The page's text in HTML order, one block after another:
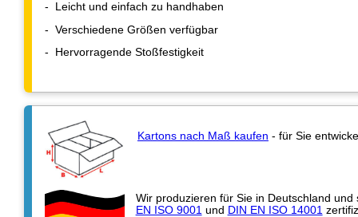
- Leicht und einfach zu handhaben
- Verschiedene Größen verfügbar
- Hervorragende Stoßfestigkeit
Kartons nach Maß kaufen - für Sie
Wir produzieren für Sie in Deutschland
EN ISO 9001 und DIN EN ISO 14001